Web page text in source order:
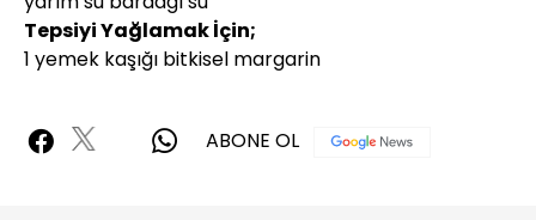
Tepsiyi Yağlamak İçin;
1 yemek kaşığı bitkisel margarin
ABONE OL